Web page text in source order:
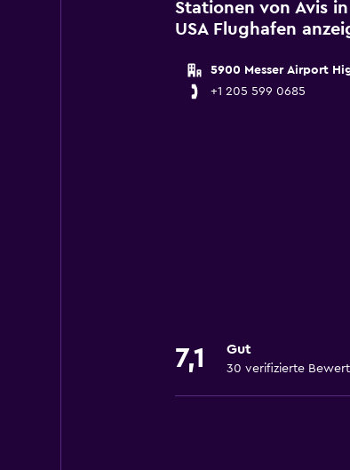
Stationen von Avis
USA Flughafen
5900 Messer Airport
+1 205 599 0685
7,1 Gut
30 verifizierte